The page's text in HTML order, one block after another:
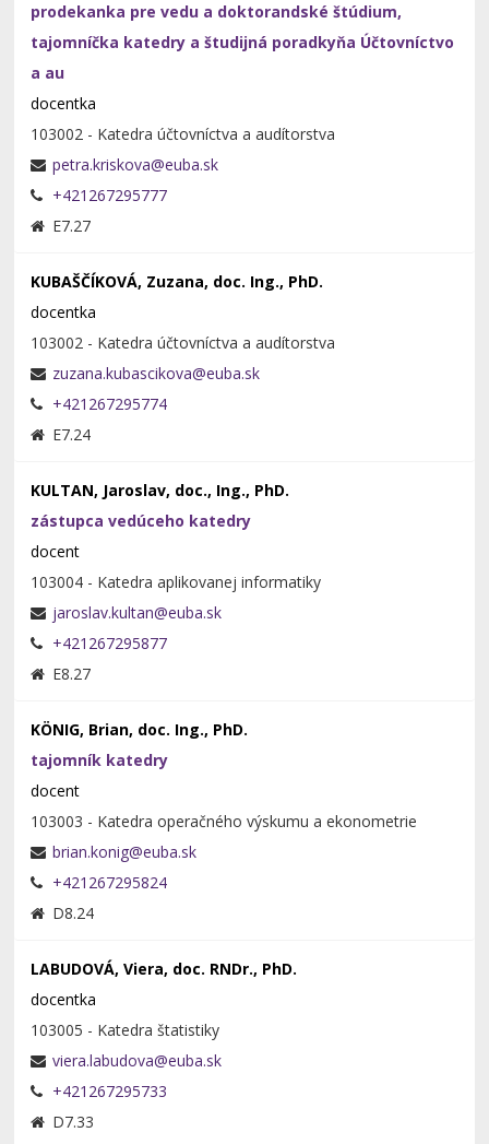
prodekanka pre vedu a doktorandské štúdium,
tajomníčka katedry a študijná poradkyňa Účtovníctvo
a au
docentka
103002 - Katedra účtovníctva a audítorstva
+421267295777
E7.27
KUBAŠČÍKOVÁ, Zuzana, doc. Ing., PhD.
docentka
103002 - Katedra účtovníctva a audítorstva
+421267295774
E7.24
KULTAN, Jaroslav, doc., Ing., PhD.
zástupca vedúceho katedry
docent
103004 - Katedra aplikovanej informatiky
+421267295877
E8.27
KÖNIG, Brian, doc. Ing., PhD.
tajomník katedry
docent
103003 - Katedra operačného výskumu a ekonometrie
+421267295824
D8.24
LABUDOVÁ, Viera, doc. RNDr., PhD.
docentka
103005 - Katedra štatistiky
+421267295733
D7.33